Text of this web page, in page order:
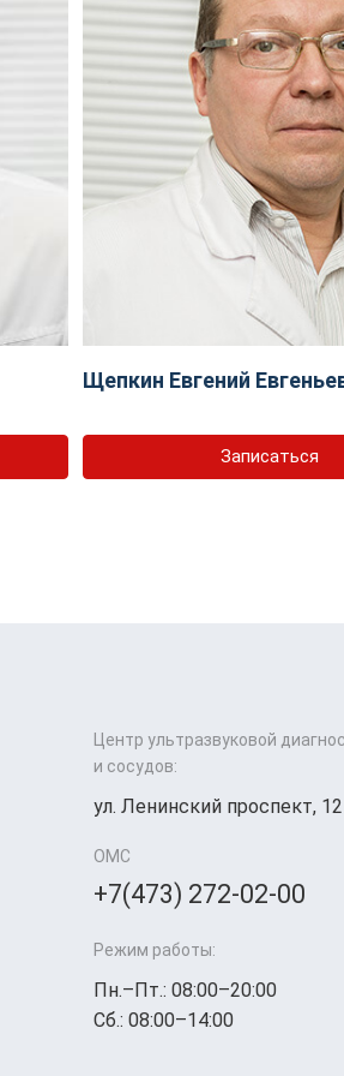
Щепкин Евгений
Записаться
Центр ультразвуковой
и сосудов:
ул. Ленинский проспект, 12
ОМС
+7(473) 272-02-00
Режим работы:
Пн.–Пт.: 08:00–20:00
Сб.: 08:00–14:00